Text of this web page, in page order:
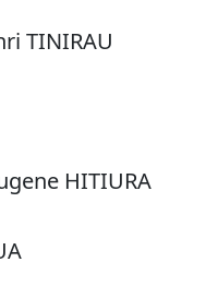
TINIRAU
HITIURA